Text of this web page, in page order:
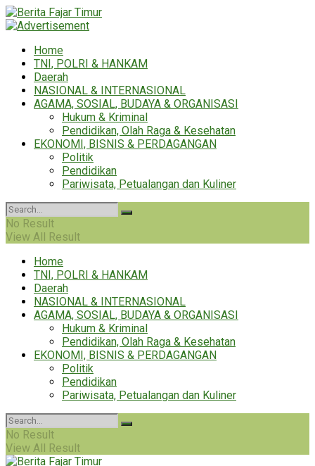
Home
TNI, POLRI & HANKAM
Daerah
NASIONAL & INTERNASIONAL
AGAMA, SOSIAL, BUDAYA & ORGANISASI
Hukum & Kriminal
Pendidikan, Olah Raga & Kesehatan
EKONOMI, BISNIS & PERDAGANGAN
Politik
Pendidikan
Pariwisata, Petualangan dan Kuliner
No Result
View All Result
Home
TNI, POLRI & HANKAM
Daerah
NASIONAL & INTERNASIONAL
AGAMA, SOSIAL, BUDAYA & ORGANISASI
Hukum & Kriminal
Pendidikan, Olah Raga & Kesehatan
EKONOMI, BISNIS & PERDAGANGAN
Politik
Pendidikan
Pariwisata, Petualangan dan Kuliner
No Result
View All Result